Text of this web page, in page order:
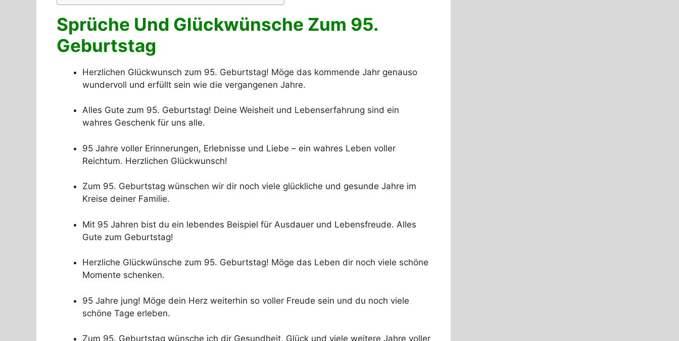
Sprüche Und Glückwünsche Zum 95.
Geburtstag
Herzlichen Glückwunsch zum 95. Geburtstag! Möge das kommende Jahr genauso
wundervoll und erfüllt sein wie die vergangenen Jahre.
Alles Gute zum 95. Geburtstag! Deine Weisheit und Lebenserfahrung sind ein
wahres Geschenk für uns alle.
95 Jahre voller Erinnerungen, Erlebnisse und Liebe – ein wahres Leben voller
Reichtum. Herzlichen Glückwunsch!
Zum 95. Geburtstag wünschen wir dir noch viele glückliche und gesunde Jahre im
Kreise deiner Familie.
Mit 95 Jahren bist du ein lebendes Beispiel für Ausdauer und Lebensfreude. Alles
Gute zum Geburtstag!
Herzliche Glückwünsche zum 95. Geburtstag! Möge das Leben dir noch viele schöne
Momente schenken.
95 Jahre jung! Möge dein Herz weiterhin so voller Freude sein und du noch viele
schöne Tage erleben.
Zum 95. Geburtstag wünsche ich dir Gesundheit, Glück und viele weitere Jahre voller